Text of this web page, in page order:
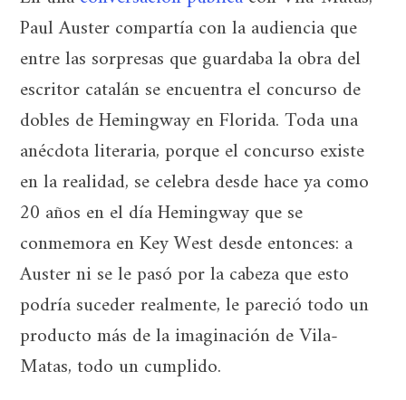
Paul Auster compartía con la audiencia que
entre las sorpresas que guardaba la obra del
escritor catalán se encuentra el concurso de
dobles de Hemingway en Florida. Toda una
anécdota literaria, porque el concurso existe
en la realidad, se celebra desde hace ya como
20 años en el día Hemingway que se
conmemora en Key West desde entonces: a
Auster ni se le pasó por la cabeza que esto
podría suceder realmente, le pareció todo un
producto más de la imaginación de Vila-
Matas, todo un cumplido.